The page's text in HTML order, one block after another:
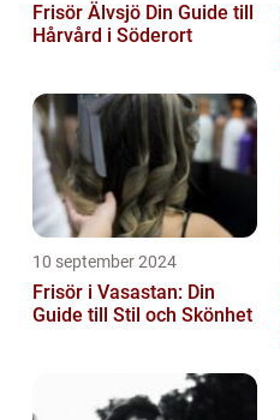
Frisör Älvsjö Din Guide till
Hårvård i Söderort
10 september 2024
Frisör i Vasastan: Din
Guide till Stil och Skönhet